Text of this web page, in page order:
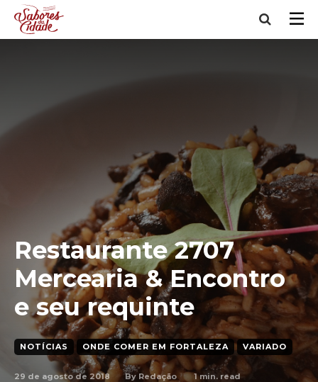
Restaurante 2707
Mercearia & Encontro
e seu requinte
NOTÍCIAS ONDE COMER EM FORTALEZA VARIADO
29 de agosto de 2018 By Redação 1min. read